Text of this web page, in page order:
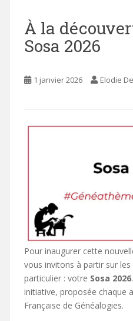
À la
Sosa 2026
1 janvier 2026 Elodie
Pour inaugurer cette
vous invitons à partir sur les
particulier : votre Sosa 2026
initiative, proposée chaque
Française de Généalogies.